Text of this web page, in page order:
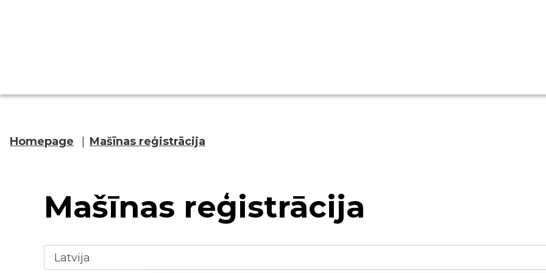
Homepage Mašīnas reģistrācija
Mašīnas reģistrācija